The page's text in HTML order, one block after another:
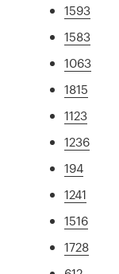
1593
1583
1063
1815
1123
1236
194
1241
1516
1728